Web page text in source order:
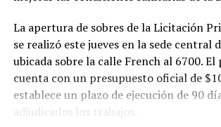
La apertura de sobres de la Licitación
se realizó este jueves en la sede central
ubicada sobre la calle French al 6700.
cuenta con un presupuesto oficial de
establece un plazo de ejecución de 90
adjudicados los trabajos.